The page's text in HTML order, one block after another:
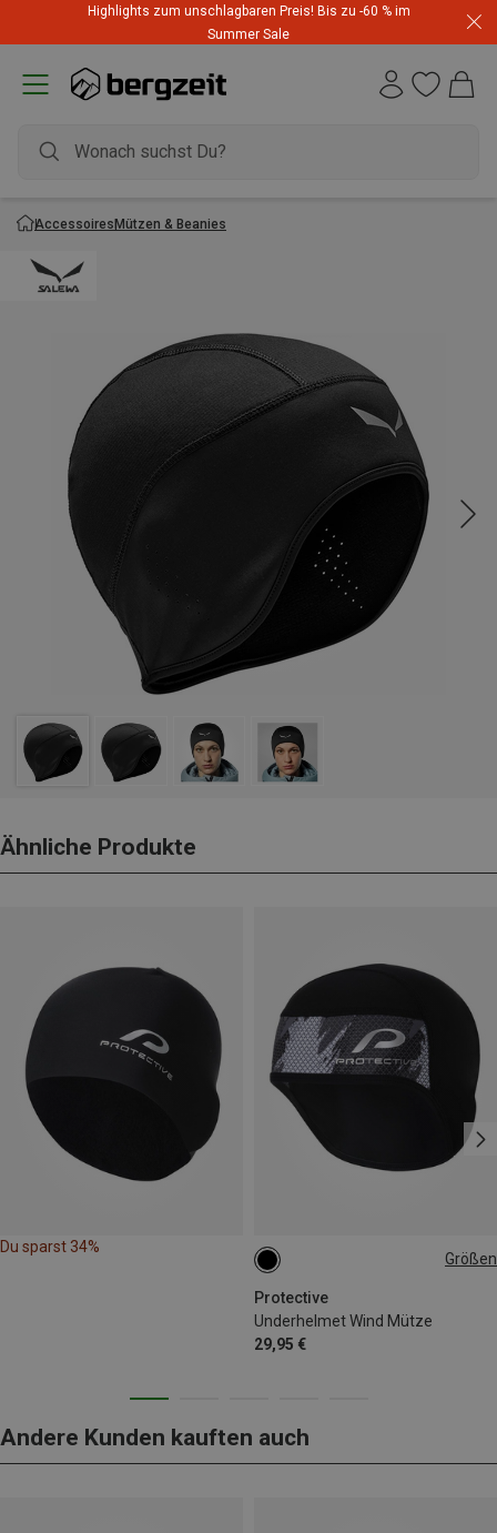
Highlights zum unschlagbaren Preis! Bis zu -60 % im
Summer Sale
AccessoiresMützen & Beanies
Ähnliche Produkte
Du sparst 34%
Größen
Protective
Underhelmet Wind Mütze
29,95 €
ONE SIZE
Andere Kunden kauften auch